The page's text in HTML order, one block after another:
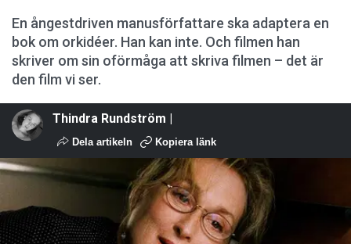
En ångestdriven manusförfattare ska adaptera en
bok om orkidéer. Han kan inte. Och filmen han
skriver om sin oförmåga att skriva filmen – det är
den film vi ser.
Thindra Rundström |
Dela artikeln Kopiera länk